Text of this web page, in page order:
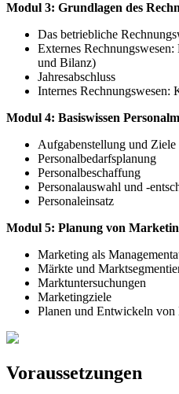
Modul 3: Grundlagen des
Das betriebliche
Externes
und Bilanz)
Jahresabschluss
Internes Rechnungswesen:
Modul 4: Basiswissen
Aufgabenstellung und
Personalbedarfsplanung
Personalbeschaffung
Personalauswahl und -
Personaleinsatz
Modul 5: Planung von
Marketing als
Märkte und
Marktuntersuchungen
Marketingziele
Planen und Entwickeln von
Voraussetzungen